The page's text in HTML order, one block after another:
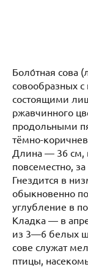
Боло́тная сова
совообразных
состоящими
ржавчинного
продольными
тёмно-
Длина — 36 см,
повсеместно,
Гнездится в
обыкновенно
углубление в
Кладка — в
из 3—6 белых
сове служат
птицы,